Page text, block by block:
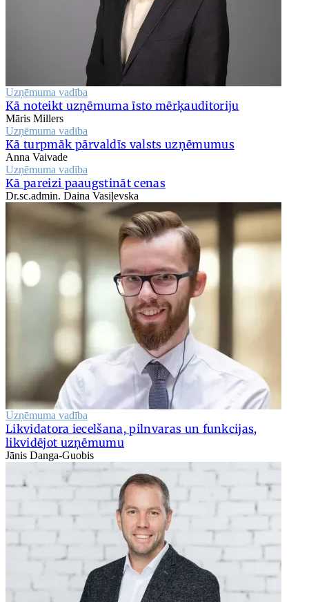
Uzņēmuma vadība
Kā noteikt uzņēmuma īsto mērķauditoriju
Māris Millers
Uzņēmuma vadība
Kā turpmāk pārvaldīs valsts uzņēmumus
Anna Vaivade
Uzņēmuma vadība
Kā pareizi paaugstināt cenas
Dr.sc.admin. Daina Vasiļevska
Uzņēmuma vadība
Likvidatora iecelšana, pilnvaras un funkcijas,
likvidējot uzņēmumu
Jānis Danga-Guobis